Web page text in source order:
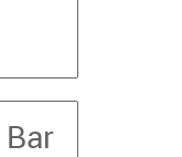
Bar